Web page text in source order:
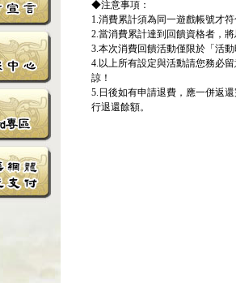
◆注意事項：
1.消費累計須為同一遊戲帳號才
2.當消費累計達到回饋資格者，
3.本次消費回饋活動僅限於「活
4.以上所有設定與活動請您務必
諒！
5.日後如有申請退費，應一併返
行退還餘額。